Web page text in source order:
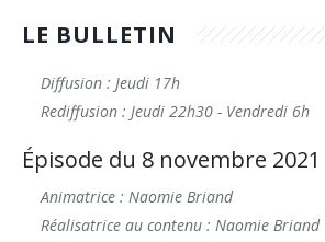
LE BULLETIN
Diffusion : Jeudi 17h
Rediffusion : Jeudi 22h30 - Vendredi 6h
Épisode du 8 novembre 2021
Animatrice : Naomie Briand
Réalisatrice au contenu : Naomie Briand